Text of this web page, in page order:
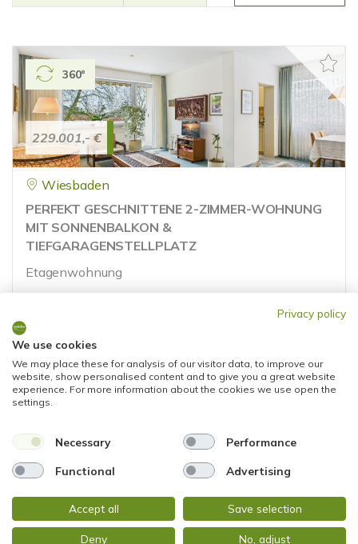
229.001,- €
360°
Wiesbaden
PERFEKT GESCHNITTENE 2-ZIMMER-WOHNUNG
MIT SONNENBALKON &
TIEFGARAGENSTELLPLATZ
Etagenwohnung
215.000,- € RESERVIERT
Wiesbaden
TOP MODERNISIERTE WOHNUNG MIT
Privacy policy
We use cookies
We may place these for analysis of our visitor data, to improve our
website, show personalised content and to give you a great website
experience. For more information about the cookies we use open the
settings.
Necessary Performance
Functional Advertising
Accept all Save selection
Deny No, adjust